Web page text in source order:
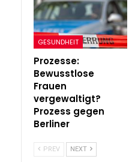
GESUNDHEIT
Prozesse:
Bewusstlose
Frauen
vergewaltigt?
Prozess gegen
Berliner
PREV NEXT